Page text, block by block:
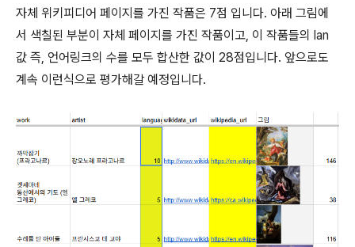
자체 위키피디어 페이지를 가진 작품은 7점 입니다. 아래 그림에
서 색칠된 부분이 자체 페이지를 가진 작품이고, 이 작품들의 lan
값 즉, 언어링크의 수를 모두 합산한 값이 28점입니다. 앞으로도
계속 이런식으로 평가해갈 예정입니다.